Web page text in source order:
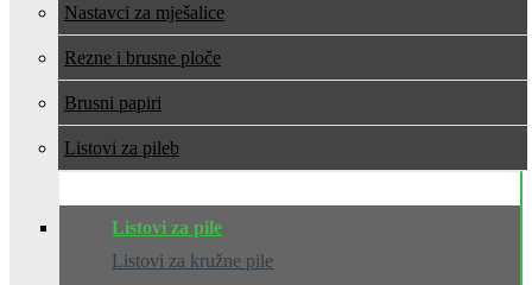
Nastavci za mješalice
Rezne i brusne ploče
Brusni papiri
Listovi za pile
Listovi za pile
Listovi za kružne pile